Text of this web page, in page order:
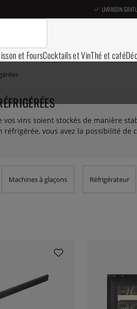
LIVRAISON
et FoursCocktails et VinThé et café
vins soient stockés de manière
réfrigérée, vous avez la possibilité
pour le vin rouge et une zone plus
fixes, étagères extensibles et
Machines à glaçons Réfrigérateur